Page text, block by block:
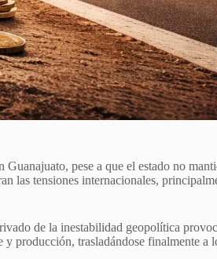
pese a que el estado no
las tensiones internacionales,
de la inestabilidad geopolítica
producción, trasladándose finalmente a